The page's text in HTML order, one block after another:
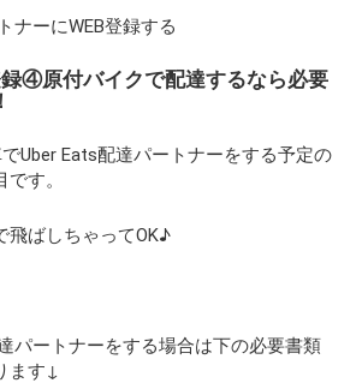
ナーにWEB登録する
録④原付バイクで配達するなら必要
Uber Eats配達パートナーをする予定の
す。
飛ばしちゃってOK♪
パートナーをする場合は下の必要書類
ます↓